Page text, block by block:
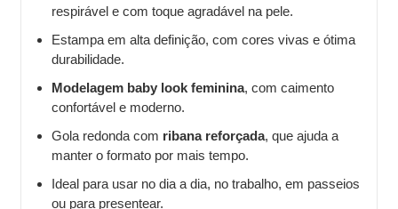
respirável e com toque agradável na pele.
Estampa em alta definição, com cores vivas e ótima
durabilidade.
Modelagem baby look feminina, com caimento
confortável e moderno.
Gola redonda com ribana reforçada, que ajuda a
manter o formato por mais tempo.
Ideal para usar no dia a dia, no trabalho, em passeios
ou para presentear.